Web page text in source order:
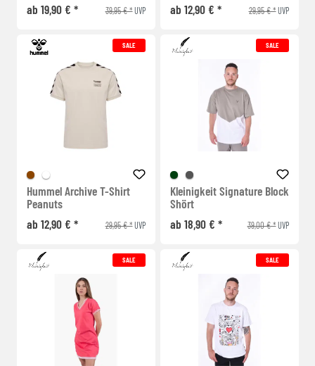
ab 19,90 € *
39,95 € *UVP
ab 12,90 € *
29,95 € *UVP
SALE
Hummel Archive T-Shirt
Peanuts
ab 12,90 € *
29,95 € *UVP
SALE
Kleinigkeit Signature Block
Shört
ab 18,90 € *
39,00 € *UVP
SALE SALE